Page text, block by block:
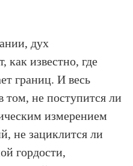
дух
как известно, где
границ. И весь
том, не поступится ли
измерением
не зациклится ли
гордости,